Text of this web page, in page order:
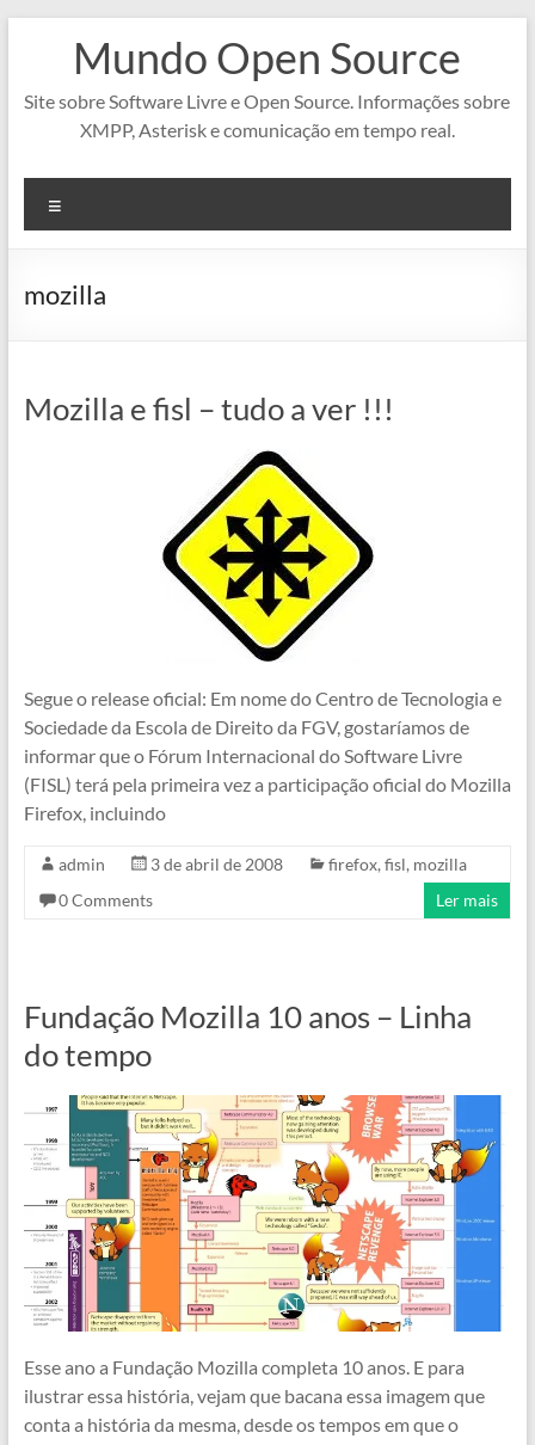
conteúdo
Mundo Open Source
Site sobre Software Livre e Open Source. Informações sobre
XMPP, Asterisk e comunicação em tempo real.
mozilla
Mozilla e fisl – tudo a ver !!!
Segue o release oficial: Em nome do Centro de Tecnologia e
Sociedade da Escola de Direito da FGV, gostaríamos de
informar que o Fórum Internacional do Software Livre
(FISL) terá pela primeira vez a participação oficial do Mozilla
Firefox, incluindo
admin 3 de abril de 2008 firefox, fisl, mozilla
0 Comments
Ler mais
Fundação Mozilla 10 anos – Linha
do tempo
Esse ano a Fundação Mozilla completa 10 anos. E para
ilustrar essa história, vejam que bacana essa imagem que
conta a história da mesma, desde os tempos em que o